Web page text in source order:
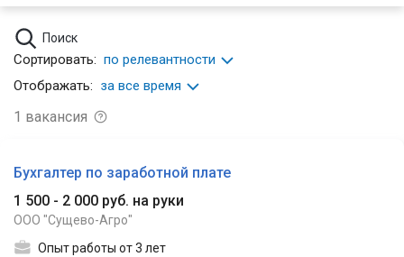
Поиск
Сортировать: по релевантности
Отображать: за все время
1 вакансия
Бухгалтер по заработной плате
1 500 - 2 000 руб. на руки
ООО "Сущево-Агро"
Опыт работы от 3 лет